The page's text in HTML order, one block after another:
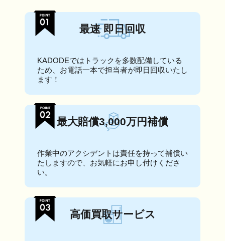
最速 即日回収
KADODEではトラックを多数配備している
ため、お電話一本で担当者が即日回収いたし
ます！
最大賠償3,000万円補償
作業中のアクシデントは責任を持って補償い
たしますので、お気軽にお申し付けくださ
い。
高価買取サービス